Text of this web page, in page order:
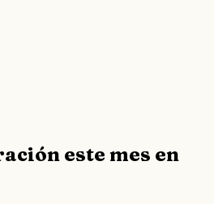
este mes en